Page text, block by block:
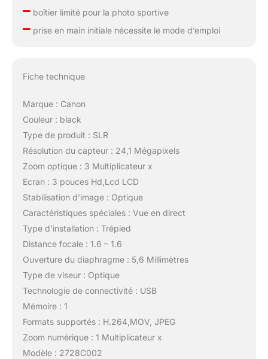
–boîtier limité pour la photo sportive
–prise en main initiale nécessite le mode d’emploi
Fiche technique
Marque : Canon
Couleur : black
Type de produit : SLR
Résolution du capteur : 24,1 Mégapixels
Zoom optique : 3 Multiplicateur x
Ecran : 3 pouces Hd,Lcd LCD
Stabilisation d’image : Optique
Caractéristiques spéciales : Vue en direct
Type d’installation : Trépied
Distance focale : 1.6 – 1.6
Ouverture du diaphragme : 5,6 Millimètres
Type de viseur : Optique
Technologie de connectivité : USB
Mémoire : 1
Formats supportés : H.264,MOV, JPEG
Zoom numérique : 1 Multiplicateur x
Modèle : 2728C002